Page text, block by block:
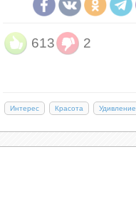
613 2
Интерес Красота Удивление